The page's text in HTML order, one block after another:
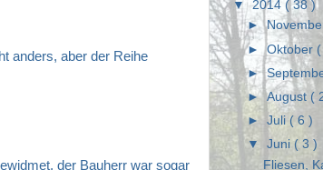
anders, aber der Reihe
der Bauherr war sogar
▼2014 ( 38 )
►
►Oktober(
►
►August (
►Juli( 6 )
▼Juni( 3 )
Fliesen,